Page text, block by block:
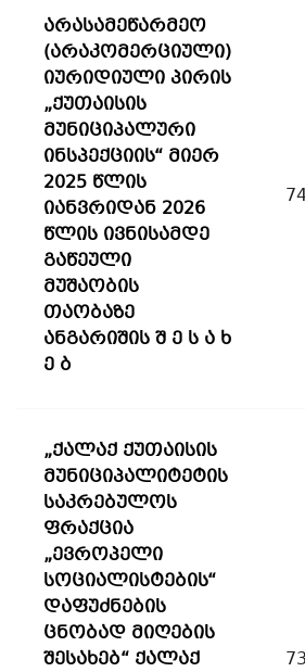
არასამეწარმეო
(არაკომერციული)
იურიდიული პირის
„ქუთაისის
მუნიციპალური
ინსპექციის“ მიერ
2025 წლის
იანვრიდან 2026
წლის ივნისამდე
გაწეული
მუშაობის
თაობაზე
ანგარიშის შ ე ს ა ხ
ე ბ
„ქალაქ ქუთაისის
მუნიციპალიტეტის
საკრებულოს
ფრაქცია
„ევროპელი
სოციალისტების“
დაფუძნების
ცნობად მიღების
შესახებ“ ქალაქ
73